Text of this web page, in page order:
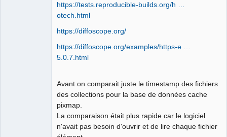
https://tests.reproducible-builds.org/h …
otech.html
https://diffoscope.org/
https://diffoscope.org/examples/https-e …
5.0.7.html
Avant on comparait juste le timestamp des fichiers
des collections pour la base de données cache
pixmap.
La comparaison était plus rapide car le logiciel
n'avait pas besoin d'ouvrir et de lire chaque fichier